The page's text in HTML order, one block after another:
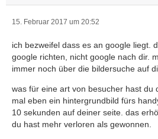
15. Februar 2017 um 20:52
ich bezweifel dass es an google liegt.
google richten, nicht google nach dir.
immer noch über die bildersuche auf
was für eine art von besucher hast du
mal eben ein hintergrundbild fürs
10 sekunden auf deiner seite. das
du hast mehr verloren als gewonnen.